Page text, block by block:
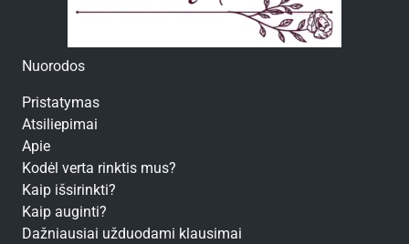
Nuorodos
Pristatymas
Atsiliepimai
Apie
Kodėl verta rinktis mus?
Kaip išsirinkti?
Kaip auginti?
Dažniausiai užduodami klausimai